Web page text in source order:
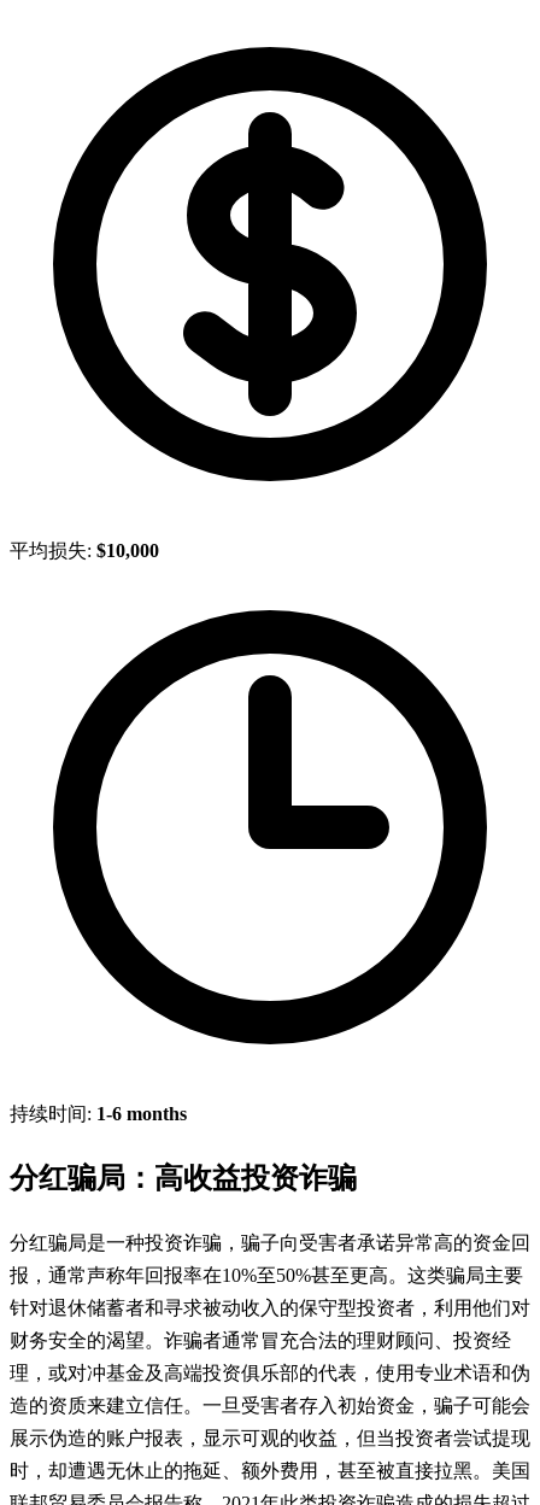
平均损失: $10,000
持续时间: 1-6 months
分红骗局：高收益投资诈骗
分红骗局是一种投资诈骗，骗子向受害者承诺异常高的资金回
报，通常声称年回报率在10%至50%甚至更高。这类骗局主要
针对退休储蓄者和寻求被动收入的保守型投资者，利用他们对
财务安全的渴望。诈骗者通常冒充合法的理财顾问、投资经
理，或对冲基金及高端投资俱乐部的代表，使用专业术语和伪
造的资质来建立信任。一旦受害者存入初始资金，骗子可能会
展示伪造的账户报表，显示可观的收益，但当投资者尝试提现
时，却遭遇无休止的拖延、额外费用，甚至被直接拉黑。美国